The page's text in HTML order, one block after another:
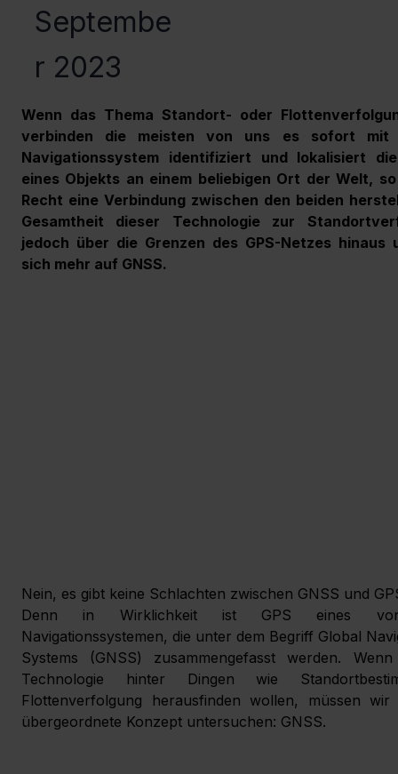
Septembe
r 2023
Wenn das Thema Standort- oder
verbinden die meisten von uns es sofort mit
Navigationssystem identifiziert und lokalisiert
eines Objekts an einem beliebigen Ort der Welt,
Recht eine Verbindung zwischen den beiden
Gesamtheit dieser Technologie zur
jedoch über die Grenzen des GPS-Netzes hinaus
sich mehr auf GNSS.
Nein, es gibt keine Schlachten zwischen GNSS und
Denn in Wirklichkeit ist GPS eines
Navigationssystemen, die unter dem Begriff Global
Systems (GNSS) zusammengefasst werden.
Technologie hinter Dingen wie
Flottenverfolgung herausfinden wollen, müssen wir
übergeordnete Konzept untersuchen: GNSS.